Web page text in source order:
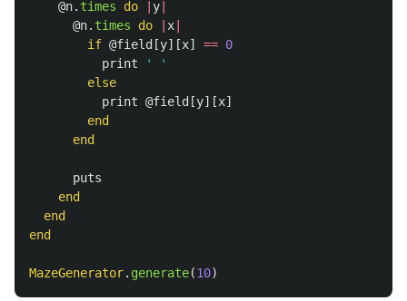
@n. times do y
@n. times do x
if @field [y][x] == 0
print
' '
else
print @field [y][x]
end
end
puts
end
end
end
MazeGenerator. generate(10)